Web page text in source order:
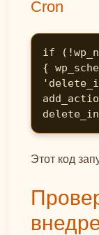
Cron
if
{
Этот код